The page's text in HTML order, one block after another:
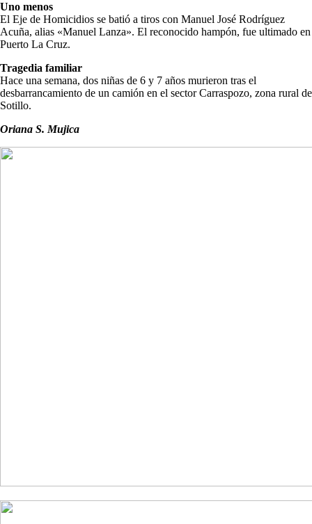
Uno menos
El Eje de Homicidios se batió a tiros con Manuel José Rodríguez
Acuña, alias «Manuel Lanza». El reconocido hampón, fue ultimado en
Puerto La Cruz.
Tragedia familiar
Hace una semana, dos niñas de 6 y 7 años murieron tras el
desbarrancamiento de un camión en el sector Carraspozo, zona rural de
Sotillo.
Oriana S. Mujica